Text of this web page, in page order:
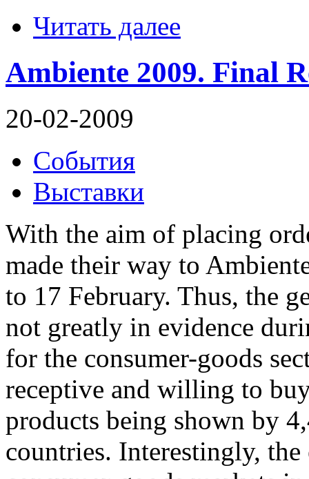
Читать далее
Ambiente 2009. Final
20-02-2009
События
Выставки
With the aim of placing
made their way to
to 17 February. Thus, the
not greatly in evidence
for the consumer-goods
receptive and willing to
products being shown by
countries. Interestingly,